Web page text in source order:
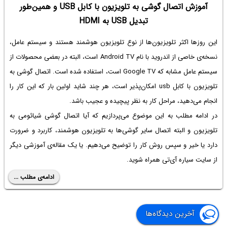
آموزش اتصال گوشی به تلویزیون با کابل USB و همین‌طور
تبدیل USB به HDMI
این روزها اکثر تلویزیون‌ها از نوع تلویزیون هوشمند هستند و سیستم عامل،
نسخه‌ی خاصی از اندروید با نام Android TV است، البته در بعضی محصولات از
سیستم عامل مشابه که Google TV است، استفاده شده است.
اتصال گوشی به
تلویزیون با کابل usb
امکان‌پذیر است، هر چند شاید اولین بار که این کار را
انجام می‌دهید، مراحل کار به نظر پیچیده و عجیب باشد.
در ادامه مطلب به این موضوع می‌پردازیم که آیا اتصال گوشی شیائومی به
تلویزیون و البته اتصال سایر گوشی‌ها به تلویزیون هوشمند، کاربرد و ضرورت
دارد یا خیر و سپس روش کار را توضیح می‌دهیم. یا یک مقاله‌ی آموزشی دیگر
از سایت سیاره آی‌تی همراه شوید.
ادامه‌ی مطلب ...
آخرین دیدگاه‌ها